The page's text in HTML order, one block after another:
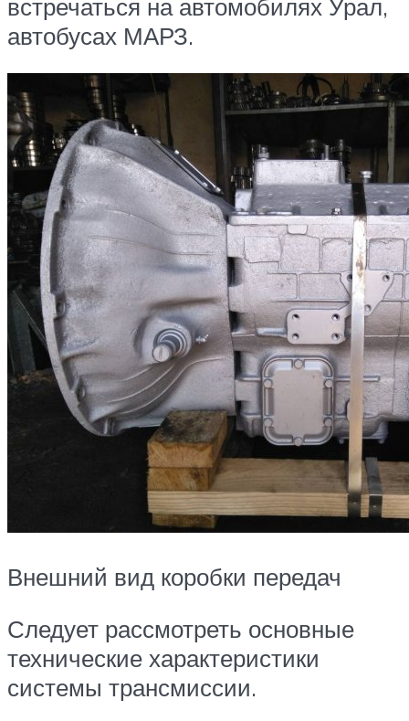
встречаться на автомобилях Урал,
автобусах МАРЗ.
Внешний вид коробки передач
Следует рассмотреть основные
технические характеристики
системы трансмиссии.